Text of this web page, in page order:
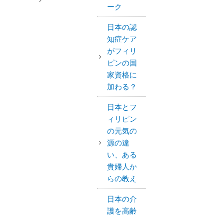
ーク
日本の認
知症ケア
がフィリ
ピンの国
家資格に
加わる？
日本とフ
ィリピン
の元気の
源の違
い、ある
貴婦人か
らの教え
日本の介
護を高齢